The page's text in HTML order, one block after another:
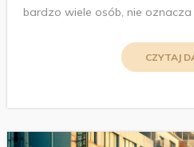
bardzo wiele osób, nie
CZYTAJ